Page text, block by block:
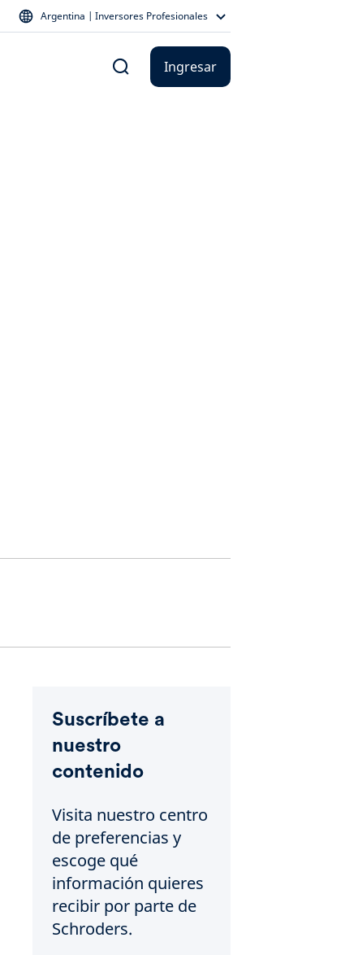
Argentina | Inversores Profesionales
Ingresar
Suscríbete a
nuestro
contenido
Visita nuestro centro
de preferencias y
escoge qué
información quieres
recibir por parte de
Schroders.